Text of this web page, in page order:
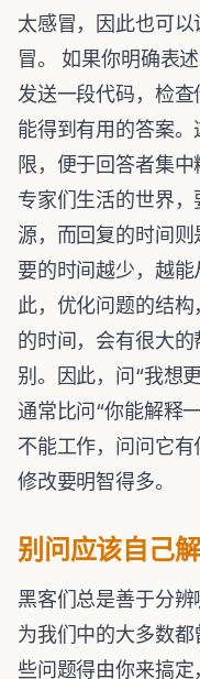
太感冒，因此也可
冒。 如果你明确表
发送一段代码，检
能得到有用的答案
限，便于回答者集
专家们生活的世界
源，而回复的时间
要的时间越少，越
此，优化问题的结
的时间，会有很大
别。因此，问“我想
通常比问“你能解释
不能工作，问问它
修改要明智得多。
别问应该自己
黑客们总是善于分
为我们中的大多数
些问题得由你来搞